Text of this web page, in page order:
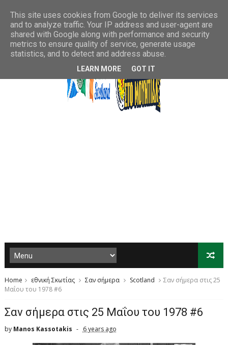
Home εθνική Σκωτίας Σαν σήμερα Scotland
Σαν σήμερα στις 25
Μαΐου του 1978 #6
Σαν σήμερα στις 25 Μαΐου του 1978 #6
by Manos Kassotakis 6 years ago
This site uses cookies from Google to deliver its services
and to analyze traffic. Your IP address and user-agent are
shared with Google along with performance and security
metrics to ensure quality of service, generate usage
statistics, and to detect and address abuse.
LEARN MORE GOT IT